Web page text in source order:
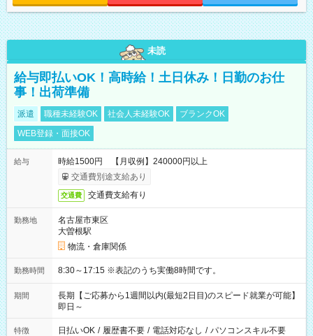
未読
給与即払いOK！高時給！土日休み！日勤のお仕
事！出荷準備
派遣 職種未経験OK 社会人未経験OK
ブランクOK
WEB登録・面接OK
給与
時給1500円 【月収例】240000円以上
交通費別途支給あり
交通費 交通費支給有り
勤務地
名古屋市東区
大曽根駅
物流・倉庫関係
勤務時間 8:30～17:15 ※表記のうち実働8時間です。
期間
長期【ご応募から1週間以内(最短2日目)のスピード就業が可能】
即日～
特徴 日払いOK / 履歴書不要 / 電話対応なし / パソコンスキル不要